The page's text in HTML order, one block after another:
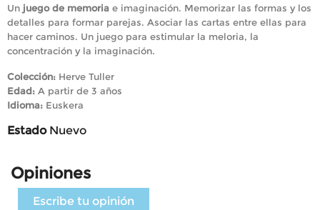
Un juego de memoria e imaginación. Memorizar las formas y los
detalles para formar parejas. Asociar las cartas entre ellas para
hacer caminos. Un juego para estimular la meloria, la
concentración y la imaginación.
Colección: Herve Tuller
Edad: A partir de 3 años
Idioma: Euskera
Estado Nuevo
Opiniones
Escribe tu opinión